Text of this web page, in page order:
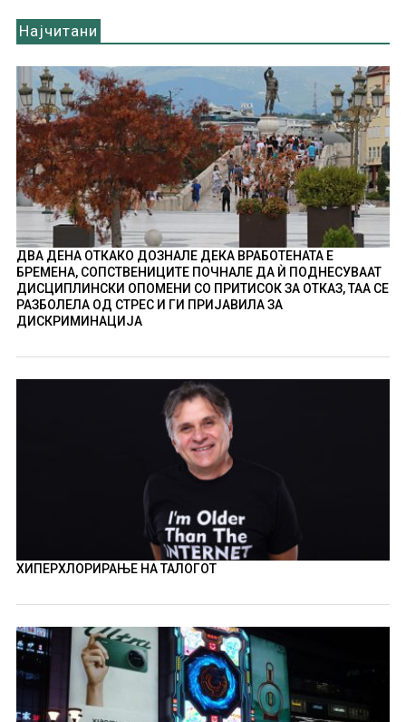
Најчитани
ДВА ДЕНА ОТКАКО ДОЗНАЛЕ ДЕКА ВРАБОТЕНАТА Е
БРЕМЕНА, СОПСТВЕНИЦИТЕ ПОЧНАЛЕ ДА Ѝ ПОДНЕСУВААТ
ДИСЦИПЛИНСКИ ОПОМЕНИ СО ПРИТИСОК ЗА ОТКАЗ, ТАА СЕ
РАЗБОЛЕЛА ОД СТРЕС И ГИ ПРИЈАВИЛА ЗА
ДИСКРИМИНАЦИЈА
ХИПЕРХЛОРИРАЊЕ НА ТАЛОГОТ